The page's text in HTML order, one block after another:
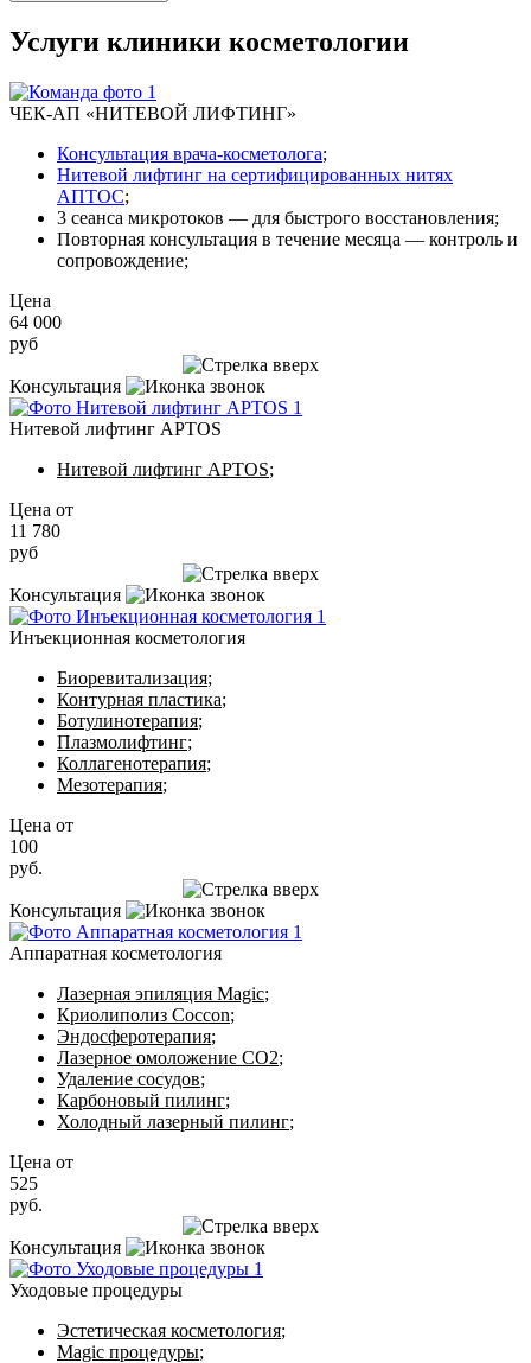
Услуги клиники косметологии
ЧЕК-АП «НИТЕВОЙ ЛИФТИНГ»
Консультация врача-косметолога;
Нитевой лифтинг на сертифицированных нитях
АПТОС;
3 сеанса микротоков — для быстрого восстановления;
Повторная консультация в течение месяца — контроль и
сопровождение;
Цена
64 000
руб
Консультация
Нитевой лифтинг APTOS
Нитевой лифтинг APTOS;
Цена от
11 780
руб
Консультация
Инъекционная косметология
Биоревитализация;
Контурная пластика;
Ботулинотерапия;
Плазмолифтинг;
Коллагенотерапия;
Мезотерапия;
Цена от
100
руб.
Консультация
Аппаратная косметология
Лазерная эпиляция Magic;
Криолиполиз Coccon;
Эндосферотерапия;
Лазерное омоложение CO2;
Удаление сосудов;
Карбоновый пилинг;
Холодный лазерный пилинг;
Цена от
525
руб.
Консультация
Уходовые процедуры
Эстетическая косметология;
Magic процедуры;